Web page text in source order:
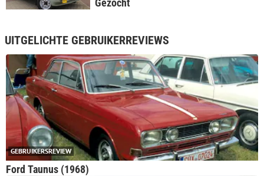
Gezocht
UITGELICHTE GEBRUIKERREVIEWS
GEBRUIKERSREVIEW
Ford Taunus (1968)